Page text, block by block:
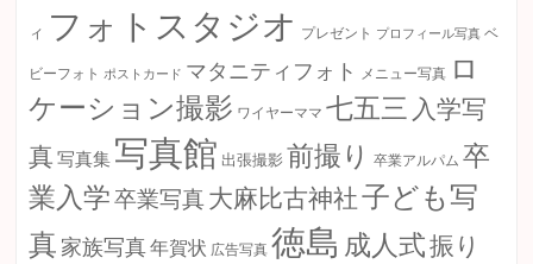
ィ フォトスタジオ プレゼント プロフィール写真 ベ
ビーフォト ポストカード マタニティフォト メニュー写真 ロ
ケーション撮影 ワイヤーママ 七五三 入学写
真 写真集 写真館 出張撮影 前撮り 卒業アルパム 卒
業入学 卒業写真大麻比古神社子ども写
真 家族写真年賀状 広告写真 徳島 成人式振り